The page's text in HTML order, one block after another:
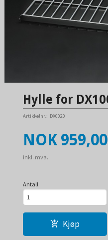
Hylle for
Artikkelnr.: DX0020
Pris
NOK 959,00
inkl. mva.
Antall
Kjøp